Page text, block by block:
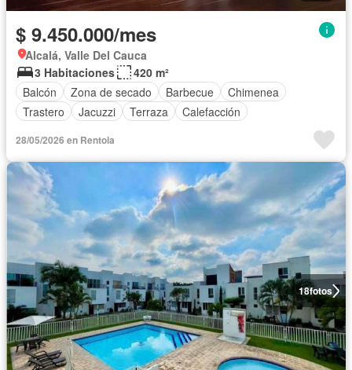
$ 9.450.000/mes
Alcalá, Valle Del Cauca
3 Habitaciones
420 m²
Balcón
Zona de secado Barbecue
Chimenea
Trastero
Jacuzzi Terraza Calefacción
28/05/2026 en Rentola
18fotos